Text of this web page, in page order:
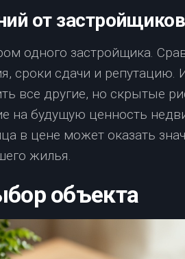
от застройщиков
одного застройщика.
сроки сдачи и репутацию.
все другие, но скрытые
на будущую ценность
в цене может оказать
жилья.
объекта